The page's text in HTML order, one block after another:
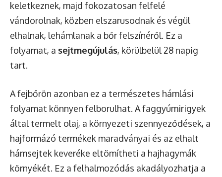
keletkeznek, majd fokozatosan felfelé
vándorolnak, közben elszarusodnak és végül
elhalnak, lehámlanak a bőr felszínéről. Ez a
folyamat, a sejtmegújulás, körülbelül 28 napig
tart.
A fejbőrön azonban ez a természetes hámlási
folyamat könnyen felborulhat. A faggyúmirigyek
által termelt olaj, a környezeti szennyeződések, a
hajformázó termékek maradványai és az elhalt
hámsejtek keveréke eltömítheti a hajhagymák
környékét. Ez a felhalmozódás akadályozhatja a